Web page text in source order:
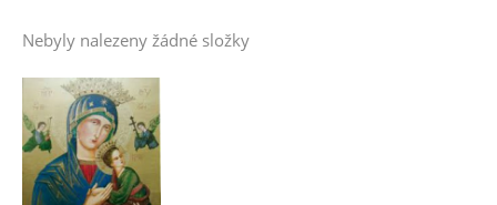
Nebyly nalezeny žádné složky